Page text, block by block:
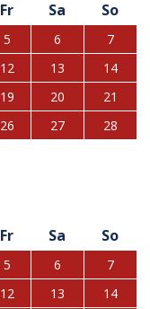
Fr Sa So
5 6
7
12 13
14
19 20
21
26 27 28
Fr Sa So
5 6
7
12 13
14